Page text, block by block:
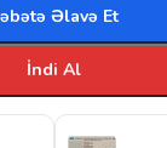
Əlavə Et
İndi Al